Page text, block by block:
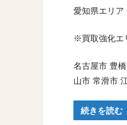
愛知県エリ
※買取強化エ
名古屋市 豊
山市 常滑市
続きを読む